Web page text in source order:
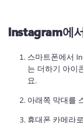
Instagram에
스마트폰에서
는 더하기 아이
요.
아래쪽 막대를
휴대폰 카메라